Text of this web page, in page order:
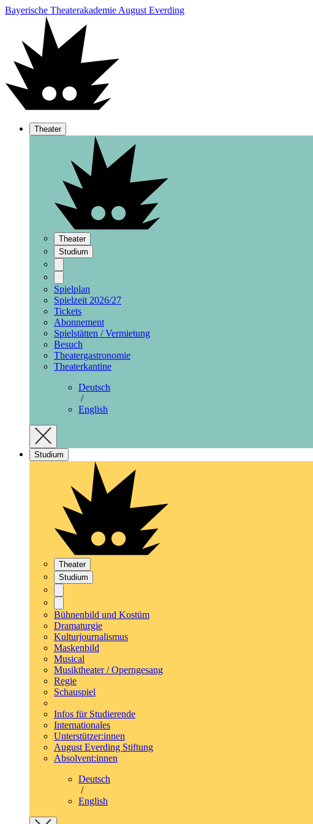
Bayerische Theaterakademie August Everding
Theater
Theater
Studium
Spielplan
Spielzeit 2026/27
Tickets
Abonnement
Spielstätten / Vermietung
Besuch
Theatergastronomie
Theaterkantine
Deutsch
/
English
Studium
Theater
Studium
Bühnenbild und Kostüm
Dramaturgie
Kulturjournalismus
Maskenbild
Musical
Musiktheater / Operngesang
Regie
Schauspiel
Infos für Studierende
Internationales
Unterstützer:innen
August Everding Stiftung
Absolvent:innen
Deutsch
/
English